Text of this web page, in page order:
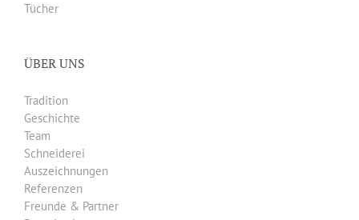
Tücher
ÜBER UNS
Tradition
Geschichte
Team
Schneiderei
Auszeichnungen
Referenzen
Freunde & Partner